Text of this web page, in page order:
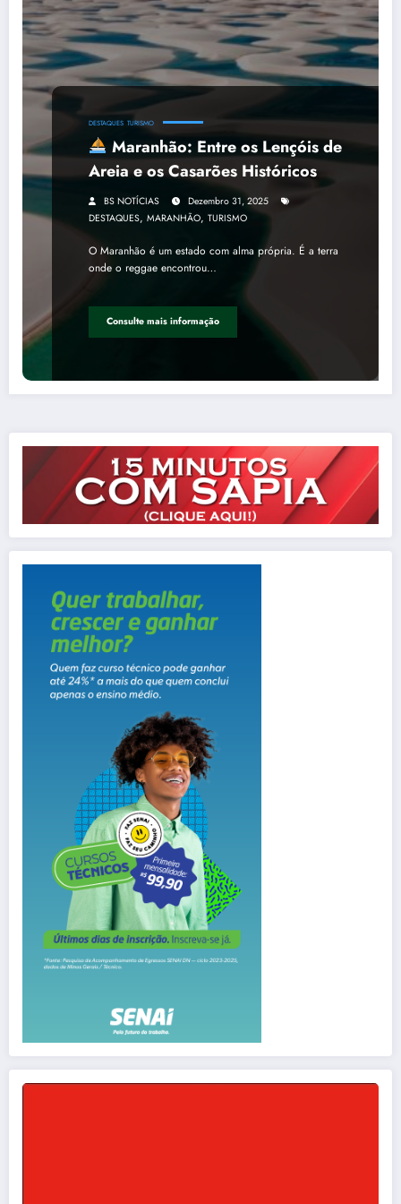
DESTAQUES TURISMO
Maranhão: Entre os Lençóis de
Areia e os Casarões Históricos
BS NOTÍCIAS
Dezembro 31, 2025
DESTAQUES, MARANHÃO, TURISMO
O Maranhão é um estado com alma própria. É a terra
onde o reggae encontrou…
Consulte mais informação